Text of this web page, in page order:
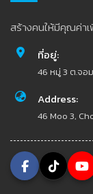
สร้างคนให้มีคุณค่า
ที่อยู่:
46 หมู่ 3 ต.จอ
Address:
46 Moo 3,